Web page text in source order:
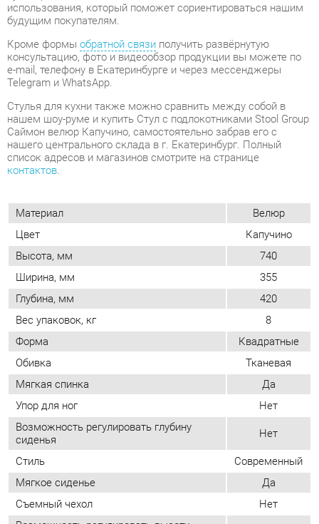
Стулья для кухни также можно сравнить между собой в
нашем шоу-руме и купить Стул с подлокотниками Stool Group
нашего центрального склада в г. Екатеринбург. Полный
список адресов и магазинов смотрите на странице
контактов.
Материал
Велюр
Цвет
Капучино
Высота, мм
740
Ширина, мм
Вес упаковок, кг
8
Форма
Квадратные
Обивка
Тканевая
Мягкая спинка
Да
Упор для ног
Нет
Возможность регулировать глубину
сиденья
Нет
Стиль
Современный
Мягкое сиденье
Да
Съемный чехол
Нет
Возможность регулировать высоту
сиденья Нет
ОТЗЫВЫ
Пока нет отзывов, поделитесь первым своим мнением.